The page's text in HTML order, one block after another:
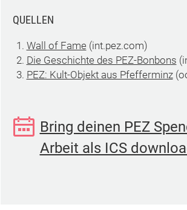
QUELLEN
Wall of Fame(int.pez.com)
Die Geschichte des PEZ-Bonbons
PEZ: Kult-Objekt aus Pfefferminz
Bring deinen PEZ
Arbeit als ICS